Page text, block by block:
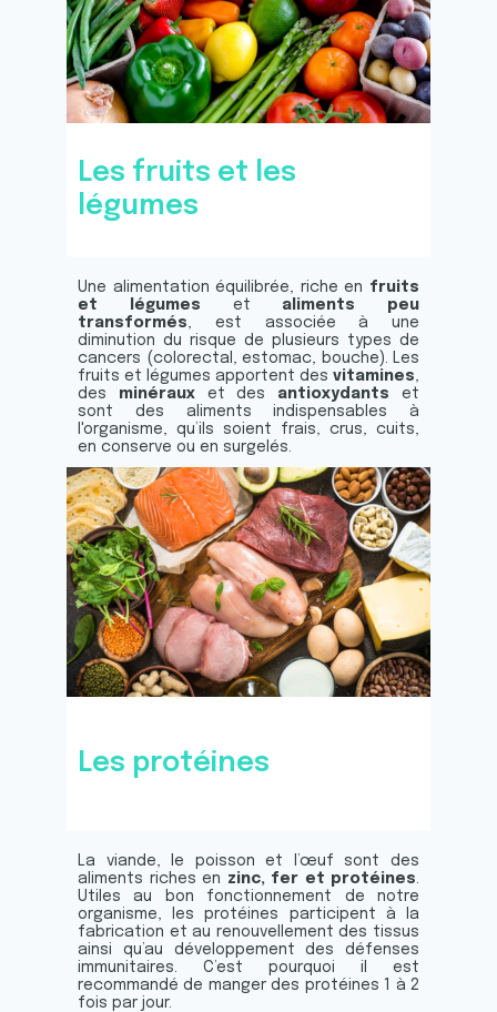
Les fruits et les
légumes
Une alimentation équilibrée, riche en fruits
et légumes et aliments peu
transformés , est associée à une
diminution du risque de plusieurs types de
cancers (colorectal, estomac, bouche). Les
fruits et légumes apportent des vitamines
des minérauxet des antioxydantset
sont des aliments indispensables à
l'organisme, qu’ils soient frais, crus, cuits,
en conserve ou en surgelés.
Les protéines
La viande, le poisson et l’œuf sont des
aliments riches en zinc, fer et protéines
Utiles au bon fonctionnement de notre
organisme, les protéines participent à la
fabrication et au renouvellement des tissus
ainsi qu’au développement des défenses
immunitaires. C’est pourquoi il est
recommandé de manger des protéines 1 à 2
fois par jour.